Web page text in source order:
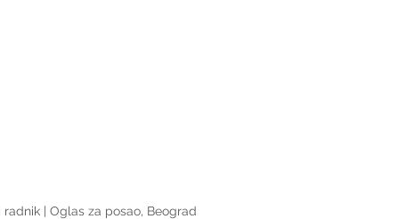
radnik | Oglas za posao, Beograd